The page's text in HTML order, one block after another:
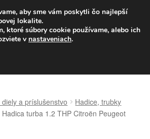
EUR
233 221 276
a príslušenstvo
Hadice, trubky
Hadica turba 1.2 THP Citroën Peugeot
aby sme vám poskytli čo najlepší
lokalite.
ktoré súbory cookie používame, alebo ich
v nastaveniach.